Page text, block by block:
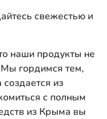
свежестью и
наши продукты не
гордимся тем,
из
с полным
из Крыма вы